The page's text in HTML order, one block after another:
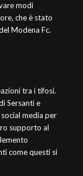
modi
che è stato
Modena Fc.
tra i tifosi.
Sersanti e
media per
supporto al
come questi si